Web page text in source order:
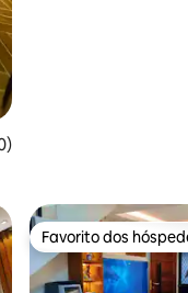
média de 4,8 em 5
Favorito dos
Favorito dos